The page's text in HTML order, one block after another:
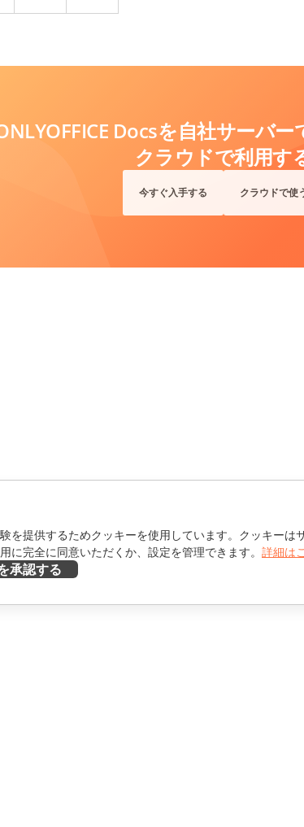
Docsを自社サーバー
クラウドで利用す
今すぐ入手する クラウドで使
を提供するためクッキーを使用しています。クッキーは
完全に同意いただくか、設定を管理できます。 詳細は
承認する